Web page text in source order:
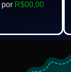
por R$00,00